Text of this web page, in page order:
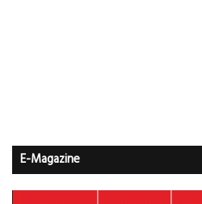
E-Magazine